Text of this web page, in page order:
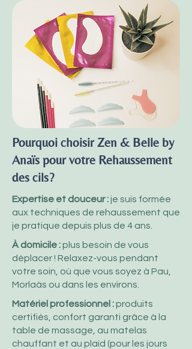
Pourquoi choisir Zen & Belle by
Anaïs pour votre Rehaussement
des cils?
Expertise et douceur :je suis formée
aux techniques de rehaussement que
je pratique depuis plus de 4 ans.
À domicile :plus besoin de vous
déplacer ! Relaxez-vous pendant
votre soin, où que vous soyez à Pau,
Morlaàs ou dans les environs.
Matériel professionnel :produits
certifiés, confort garanti grâce à la
table de massage, au matelas
chauffant et au plaid (pour les jours